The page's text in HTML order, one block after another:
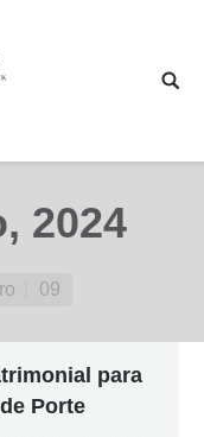
2024
09
para
Porte